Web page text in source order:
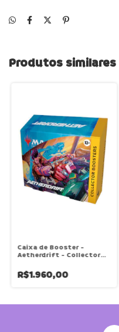
Produtos similares
Caixa de Booster -
Aetherdrift - Collector
R$1.960,00